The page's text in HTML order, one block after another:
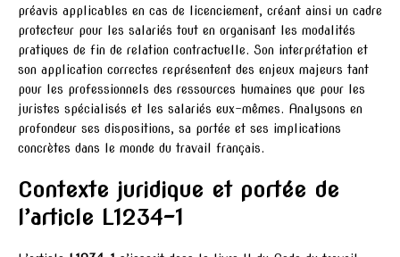
préavis applicables en cas de licenciement, créant ainsi un cadre
protecteur pour les salariés tout en organisant les modalités
pratiques de fin de relation contractuelle. Son interprétation et
son application correctes représentent des enjeux majeurs tant
pour les professionnels des ressources humaines que pour les
juristes spécialisés et les salariés eux-mêmes. Analysons en
profondeur ses dispositions, sa portée et ses implications
concrètes dans le monde du travail français.
Contexte juridique et portée de
l’article L1234-1